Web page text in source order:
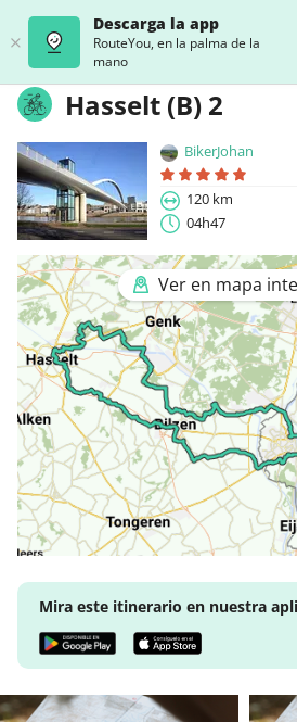
Descarga la app
RouteYou, en la palma de la
mano
Hasselt (B) 2
BikerJohan
120 km
04h47
Ver en mapa
Mira este itinerario en nuestra